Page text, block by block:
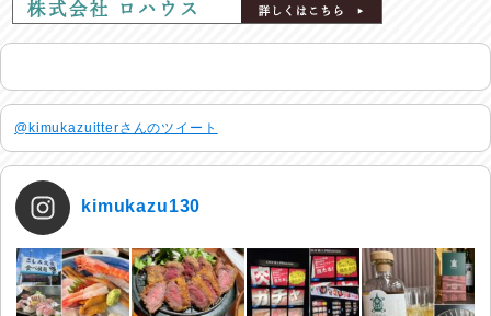
@kimukazuitterさんのツイート
kimukazu130